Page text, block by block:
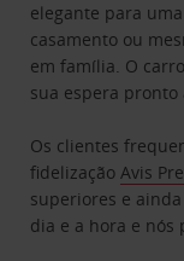
elegante para
casamento ou
em família. O
sua espera pronto
Os clientes
fidelizaçãoAvis
superiores e
dia e a hora e nós